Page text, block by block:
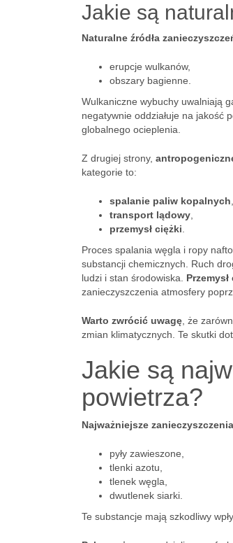
Jakie są
Naturalne źródła
erupcje wulkanów,
obszary bagienne.
Wulkaniczne wybuchy uwalniają
negatywnie oddziałuje na jakość
globalnego ocieplenia.
Z drugiej strony,
kategorie to:
spalanie paliw kopalnych
transport lądowy
przemysł ciężki
Proces spalania węgla i ropy
substancji chemicznych. Ruch
ludzi i stan środowiska. Przemysł
zanieczyszczenia atmosfery
Warto zwrócić uwagę , że
zmian klimatycznych. Te skutki
Jakie są
powietrza?
Najważniejsze
pyły zawieszone,
tlenki azotu,
tlenek węgla,
dwutlenek siarki.
Te substancje mają szkodliwy